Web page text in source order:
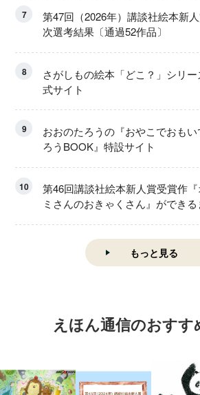
7
第47回（2026年）講談社絵本新
次選考結果〔通過52作品〕
8
さがしもの絵本「どこ？」シリ
式サイト
9
おおのたろうの『おやこでおもい
ろうBOOK』特設サイト
10
第46回講談社絵本新人賞受賞作『
ミさんのおきゃくさん』ができ
もっと見る
えほん通信のおすす